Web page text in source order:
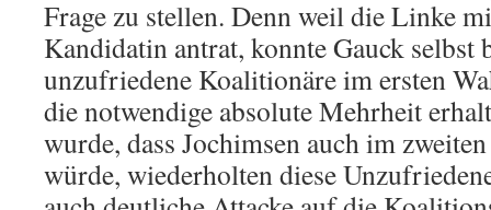
Frage zu stellen. Denn weil die Linke
Kandidatin antrat, konnte Gauck
unzufriedene Koalitionäre im ersten
die notwendige absolute Mehrheit
wurde, dass Jochimsen auch im
würde, wiederholten diese